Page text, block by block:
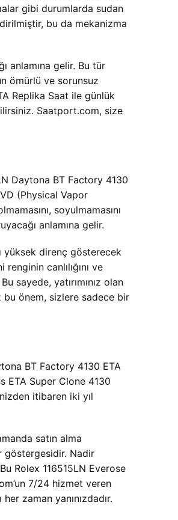
gibi durumlarda sudan
bu da mekanizma
anlamına gelir. Bu tür
ömürlü ve sorunsuz
Replika Saat ile günlük
Saatport.com, size
Daytona BT Factory 4130
(Physical Vapor
soyulmamasını
anlamına gelir.
yüksek direnç gösterecek
canlılığını ve
sayede, yatırımınız olan
önem, sizlere sadece bir
BT Factory 4130 ETA
ETA Super Clone 4130
itibaren iki yıl
satın alma
göstergesidir. Nadir
Rolex 116515LN Everose
7/24 hizmet veren
zaman yanınızdadır.